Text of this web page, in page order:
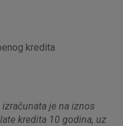
kredita
je na iznos
kredita 10 godina, uz